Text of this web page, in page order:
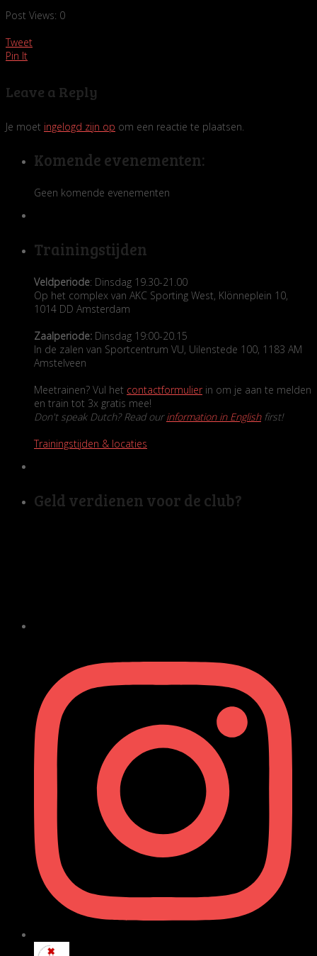
Post Views: 0
Tweet
Pin It
Leave a Reply
Je moet ingelogd zijn op om een reactie te plaatsen.
Komende evenementen:
Geen komende evenementen
Trainingstijden
Veldperiode: Dinsdag 19.30-21.00
Op het complex van AKC Sporting West, Klönneplein 10,
1014 DD Amsterdam
Zaalperiode: Dinsdag 19:00-20.15
In de zalen van Sportcentrum VU, Uilenstede 100, 1183 AM
Amstelveen
Meetrainen? Vul het contactformulierin om je aan te melden
en train tot 3x gratis mee!
Don't speak Dutch? Read ourinformation in Englishfirst!
Trainingstijden & locaties
Geld verdienen voor de club?